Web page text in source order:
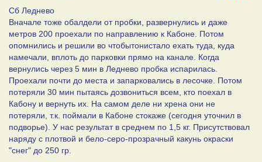
Сб Леднево
Вначале тоже обалдели от пробки, развернулись и даже
метров 200 проехали по направлению к Кабоне. Потом
опомнились и решили во чтобытонистало ехать туда, куда
намечали, вплоть до парковки прямо на канале. Когда
вернулись через 5 мин в Леднево пробка испарилась.
Проехали почти до места и запарковались в лесочке. Потом
потеряли 30 мин пытаясь дозвониться всем, кто поехал в
Кабону и вернуть их. На самом деле ни хрена они не
потеряли, т.к. поймали в Кабоне стокаже (сегодня уточнил в
подворье). У нас результат в среднем по 1,5 кг. Присутствовал
наряду с плотвой и бело-серо-прозрачный какунь окраски
"снег" до 250 гр.